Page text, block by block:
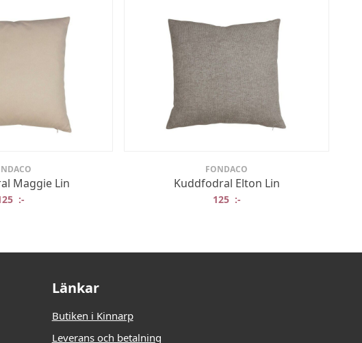
Maggie Lin
:-
FONDACO
Kuddfodral Elton Lin
125 :-
Länkar
Butiken i Kinnarp
Leverans och betalning